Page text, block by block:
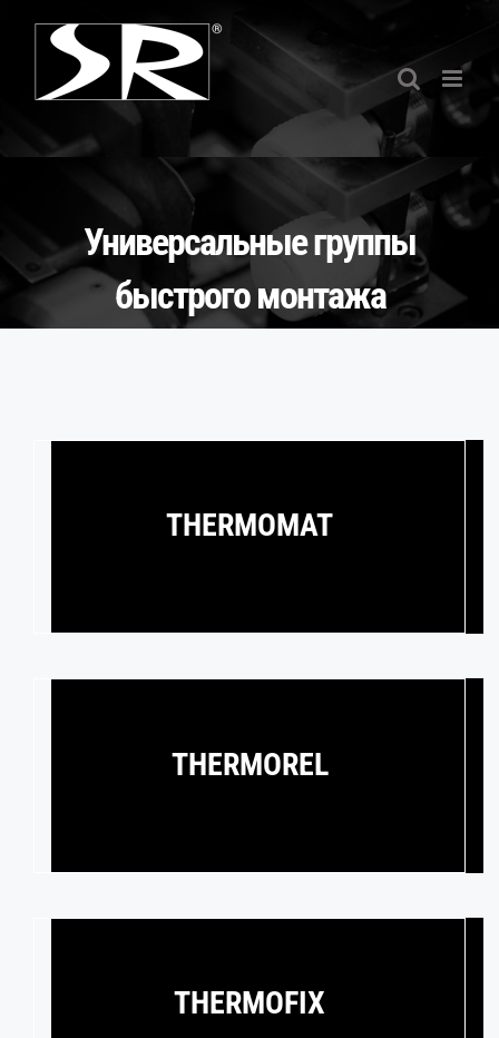
content
Универсальные группы
быстрого монтажа
THERMOMAT
THERMOREL
THERMOFIX